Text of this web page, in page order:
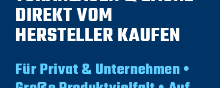
DIREKT VOM
HERSTELLER KAUFEN
Für Privat & Unternehmen •